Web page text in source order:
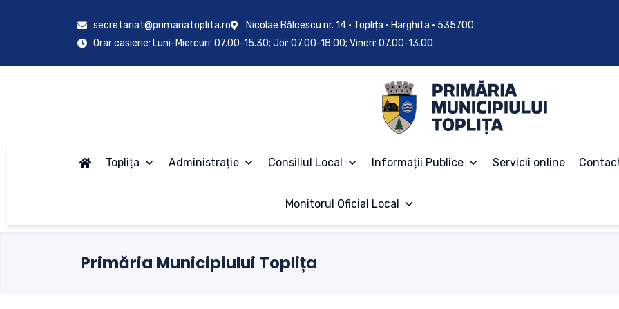
secretariat@primariatoplita.ro
Nicolae Bălcescu nr. 14 • Toplița • Harghita • 535700
Orar casierie: Luni-Miercuri: 07.00-15.30; Joi: 07.00-18.00; Vineri: 07.00-13.00
Toplița Administrație Consiliul Local Informații Publice Servicii online
Monitorul Oficial Local
Primăria Municipiului Toplița